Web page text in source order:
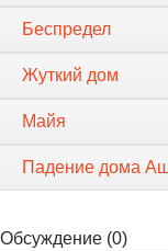
Беспредел
Жуткий дом
Майя
Падение дома
Обсуждение (0)